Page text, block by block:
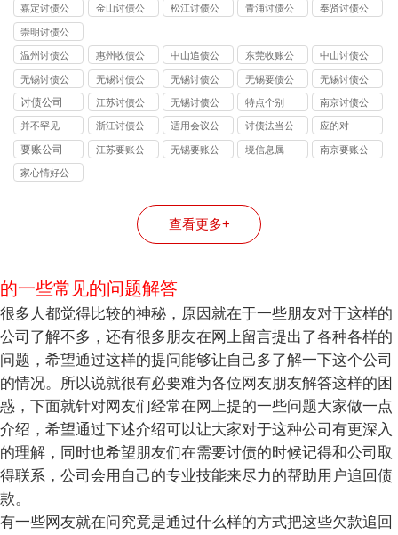
司
司
司
司
司
嘉定讨债公
司
金山讨债公
松江讨债公
青浦讨债公
奉贤讨债公
崇明讨债公
司
温州讨债公
司
惠州收债公
司
中山追债公
司
东莞收账公
司
中山讨债公
司
无锡讨债公
司_无锡合法
要债_企业 /
个人债务追
讨_成功率
95%+【本地
无锡讨债公
司 - 无锡合
法要债 / 专
业债务催收
公司「不成
无锡讨债公
司 - 合法高
效催收服务
｜无锡专业
要债公司
无锡要债公
司 - 无锡合
法讨债 / 债
务催收机构
「本地团队
无锡讨债公
司_无锡合法
债务追讨_无
锡专业要债
机构【高效
讨债公司
江苏讨债公
司
无锡讨债公
司
特点个别
南京讨债公
司
并不罕见
浙江讨债公
司
适用会议公
司
讨债法当公
司
应的对
要账公司
江苏要账公
无锡要账公
境信息属
南京要账公
家心情好公
查看更多+
的一些常见的问题解答
很多人都觉得比较的神秘，原因就在于一些朋友对于这样的
公司了解不多，还有很多朋友在网上留言提出了各种各样的
问题，希望通过这样的提问能够让自己多了解一下这个公司
的情况。所以说就很有必要难为各位网友朋友解答这样的困
惑，下面就针对网友们经常在网上提的一些问题大家做一点
介绍，希望通过下述介绍可以让大家对于这种公司有更深入
的理解，同时也希望朋友们在需要讨债的时候记得和公司取
得联系，公司会用自己的专业技能来尽力的帮助用户追回债
款。
有一些网友就在问究竟是通过什么样的方式把这些欠款追回